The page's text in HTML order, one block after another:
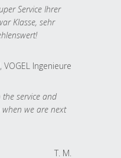
Service Ihrer
Klasse, sehr
VOGEL Ingenieure
the service and
we are next
T. M.